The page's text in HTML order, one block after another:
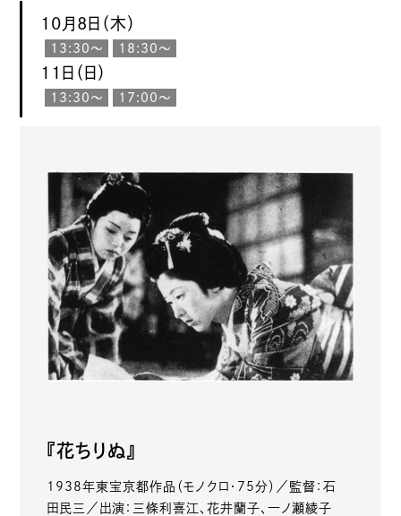
10月8日（木）
13:30〜 18:30〜
11日（日）
13:30〜 17:00〜
『花ちりぬ』
1938年東宝京都作品（モノクロ・75分）／監督：石
田民三／出演：三條利喜江、花井蘭子、一ノ瀬綾子